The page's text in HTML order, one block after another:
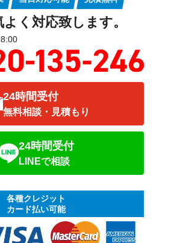
く対応致します。
24時間受付
無料相談・見積もり
24時間受付
LINEで相談
各種クレジット
カード払い可能